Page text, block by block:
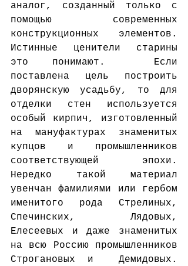
аналог, созданный только с
помощью современных
конструкционных элементов.
Истинные ценители старины
это понимают.  Если
поставлена цель построить
дворянскую усадьбу, то для
отделки стен используется
особый кирпич, изготовленный
на мануфактурах знаменитых
купцов и промышленников
соответствующей эпохи.
Нередко такой материал
увенчан фамилиями или гербом
именитого рода Стрелиных,
Спечинских, Лядовых,
Елесеевых и даже знаменитых
на всю Россию промышленников
Строгановых и  Демидовых.